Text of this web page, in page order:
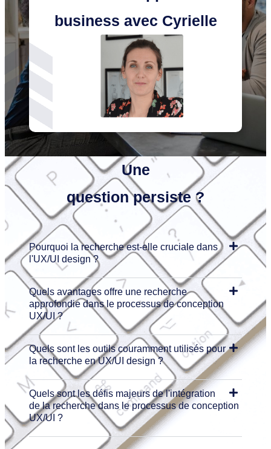
business avec Cyrielle
Une
questionpersiste ?
Pourquoi la recherche est-elle cruciale dans
l'UX/UI design ?
Quels avantages offre une recherche
approfondie dans le processus de conception
UX/UI ?
Quels sont les outils couramment utilisés pour
la recherche en UX/UI design ?
Quels sont les défis majeurs de l'intégration
de la recherche dans le processus de conception
UX/UI ?